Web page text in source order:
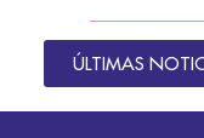
ÚLTIMAS